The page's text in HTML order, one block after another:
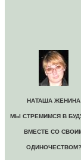
НАТАША ЖЕНИНА
МЫ СТРЕМИМСЯ В
ВМЕСТЕ СО
ОДИНОЧЕСТВОМ?